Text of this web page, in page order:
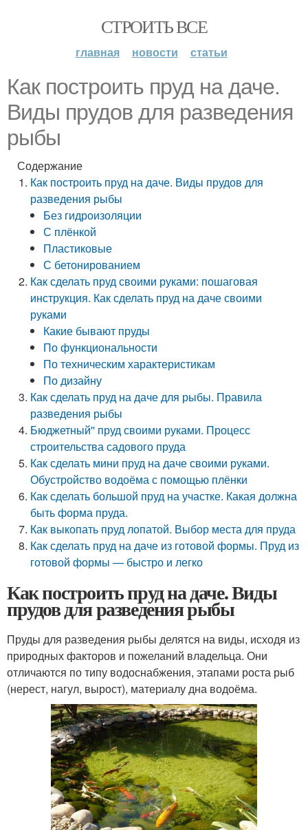
СТРОИТЬ ВСЕ
главная новости статьи
Как построить пруд на даче.
Виды прудов для разведения
рыбы
Содержание
Как построить пруд на даче. Виды прудов для
разведения рыбы
Без гидроизоляции
С плёнкой
Пластиковые
С бетонированием
Как сделать пруд своими руками: пошаговая
инструкция. Как сделать пруд на даче своими
руками
Какие бывают пруды
По функциональности
По техническим характеристикам
По дизайну
Как сделать пруд на даче для рыбы. Правила
разведения рыбы
Бюджетный'' пруд своими руками. Процесс
строительства садового пруда
Как сделать мини пруд на даче своими руками.
Обустройство водоёма с помощью плёнки
Как сделать большой пруд на участке. Какая должна
быть форма пруда.
Как выкопать пруд лопатой. Выбор места для пруда
Как сделать пруд на даче из готовой формы. Пруд из
готовой формы — быстро и легко
Как построить пруд на даче. Виды
прудов для разведения рыбы
Пруды для разведения рыбы делятся на виды, исходя из
природных факторов и пожеланий владельца. Они
отличаются по типу водоснабжения, этапами роста рыб
(нерест, нагул, вырост), материалу дна водоёма.